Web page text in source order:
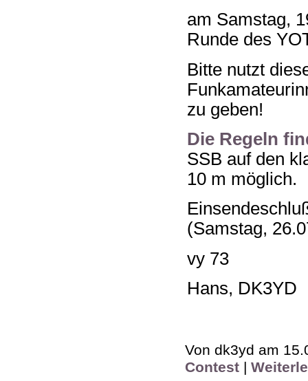
am Samstag,
Runde des
Bitte nutzt
zu geben!
Die Regeln
SSB auf den
10 m möglich.
(Samstag,
vy 73
Hans, DK3YD
Von dk3yd am
Contest |